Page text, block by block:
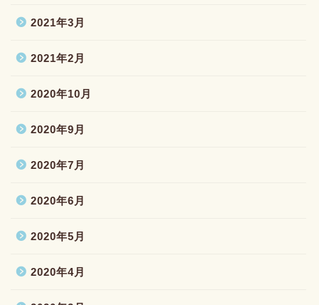
2021年3月
2021年2月
2020年10月
2020年9月
2020年7月
2020年6月
2020年5月
2020年4月